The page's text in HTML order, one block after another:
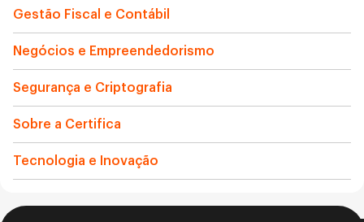
Gestão Fiscal e Contábil
Negócios e Empreendedorismo
Segurança e Criptografia
Sobre a Certifica
Tecnologia e Inovação